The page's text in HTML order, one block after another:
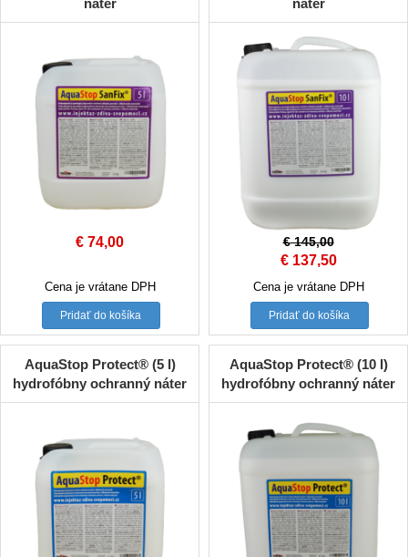
náter
€ 74,00
Cena je vrátane DPH
Pridať do košíka
náter
€145,00
Original
price
was:
€ 145,00.
€137,50Current
price
is:
€ 137,50.
Cena je vrátane DPH
Pridať do košíka
AquaStop Protect® (5 l)
hydrofóbny ochranný náter
AquaStop Protect® (10 l)
hydrofóbny ochranný náter